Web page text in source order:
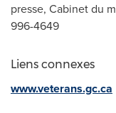
presse, Cabinet du
996-4649
Liens connexes
www.veterans.gc.ca